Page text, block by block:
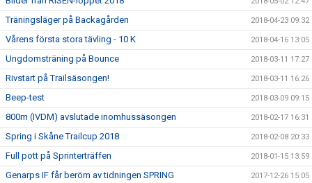
Träningsläger på Backagården 2018-04-23 09:32
Vårens första stora tävling - 10 K 2018-04-16 13:05
Ungdomsträning på Bounce 2018-03-11 17:27
Rivstart på Trailsäsongen! 2018-03-11 16:26
Beep-test 2018-03-09 09:15
800m (IVDM) avslutade inomhussäsongen 2018-02-17 16:31
Spring i Skåne Trailcup 2018 2018-02-08 20:33
Full pott på Sprinterträffen 2018-01-15 13:59
Genarps IF får beröm av tidningen SPRING 2017-12-26 15:05